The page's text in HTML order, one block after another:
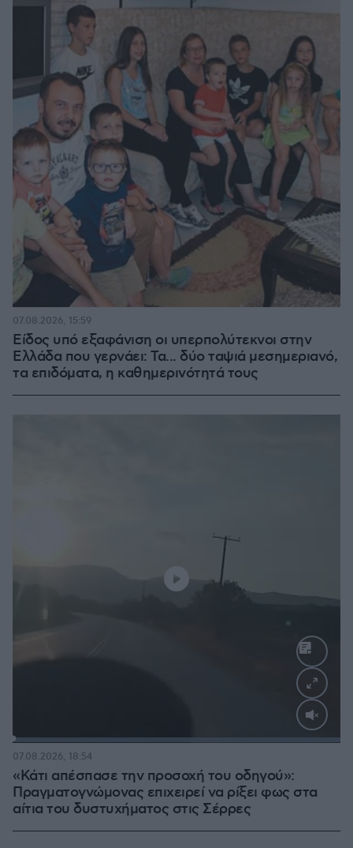
Είδος υπό εξαφάνιση οι υπερπολύτεκνοι στην
Ελλάδα που γερνάει: Τα... δύο ταψιά μεσημεριανό,
τα επιδόματα, η καθημερινότητά τους
07.08.2026, 15:59
Loaded:
«Κάτι απέσπασε την προσοχή του οδηγού»:
Πραγματογνώμονας επιχειρεί να ρίξει φως στα
αίτια του δυστυχήματος στις Σέρρες
07.08.2026, 18:54